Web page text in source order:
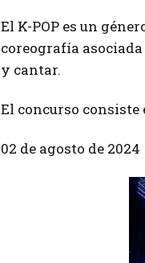
El K-POP es un
coreografía
y cantar.
El concurso
02 de agosto de 2024